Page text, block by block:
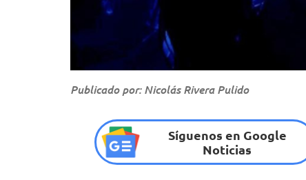
Publicado por: Nicolás Rivera Pulido
Síguenos en Google
Noticias